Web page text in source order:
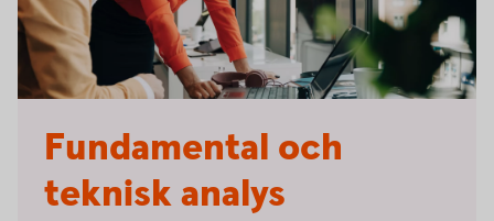
Fundamental och
teknisk analys